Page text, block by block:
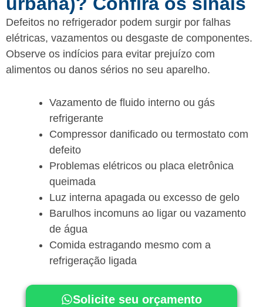
Defeitos no refrigerador podem surgir por falhas
elétricas, vazamentos ou desgaste de componentes.
Observe os indícios para evitar prejuízo com
alimentos ou danos sérios no seu aparelho.
Vazamento de fluido interno ou gás
refrigerante
Compressor danificado ou termostato com
defeito
Problemas elétricos ou placa eletrônica
queimada
Luz interna apagada ou excesso de gelo
Barulhos incomuns ao ligar ou vazamento
de água
Comida estragando mesmo com a
refrigeração ligada
Solicite seu orçamento